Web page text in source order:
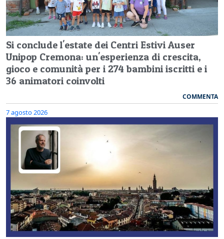
Si conclude l'estate dei Centri Estivi Auser
Unipop Cremona: un'esperienza di crescita,
gioco e comunità per i 274 bambini iscritti e i
36 animatori coinvolti
COMMENTA
7 agosto 2026